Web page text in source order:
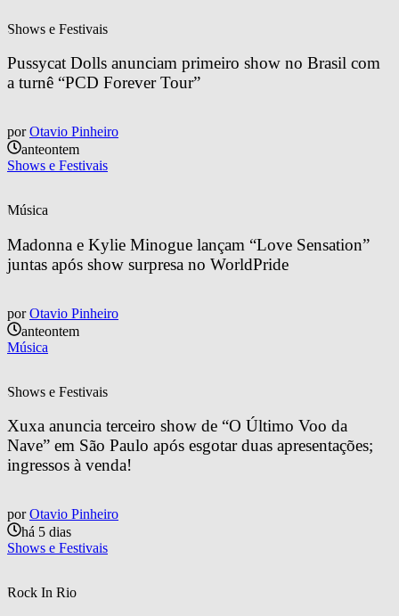
Shows e Festivais
Pussycat Dolls anunciam primeiro show no Brasil com
a turnê “PCD Forever Tour”
por Otavio Pinheiro
anteontem
Shows e Festivais
Música
Madonna e Kylie Minogue lançam “Love Sensation”
juntas após show surpresa no WorldPride
por Otavio Pinheiro
anteontem
Música
Shows e Festivais
Xuxa anuncia terceiro show de “O Último Voo da
Nave” em São Paulo após esgotar duas apresentações;
ingressos à venda!
por Otavio Pinheiro
há 5 dias
Shows e Festivais
Rock In Rio